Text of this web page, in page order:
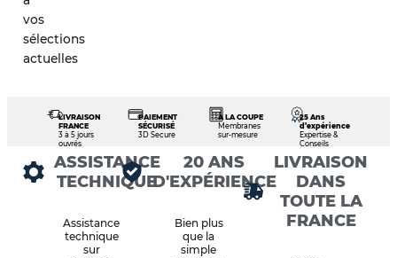
vos
sélections
actuelles
LIVRAISON
FRANCE
3 à 5 jours
ouvrés
PAIEMENT
SÉCURISÉ
3D Secure
À LA COUPE
Membranes
sur-mesure
25 Ans
d’expérience
Expertise &
Conseils
ASSISTANCE
TECHNIQUE
Assistance
technique
sur
20 ANS
D'EXPÉRIENCE
Bien plus
que la
simple
LIVRAISON
DANS
TOUTE LA
FRANCE